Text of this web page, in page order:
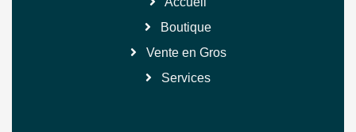
Boutique
Vente en Gros
Services